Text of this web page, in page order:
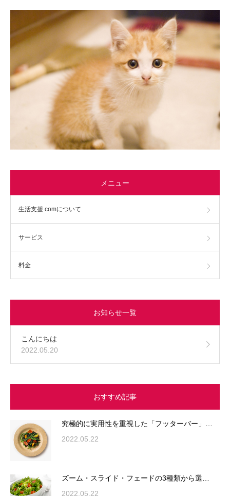
メニュー
生活支援.comについて
サービス
料金
お知らせ一覧
こんにちは
2022.05.20
おすすめ記事
究極的に実用性を重視した「フッターバー」…
2022.05.22
ズーム・スライド・フェードの3種類から選…
2022.05.22